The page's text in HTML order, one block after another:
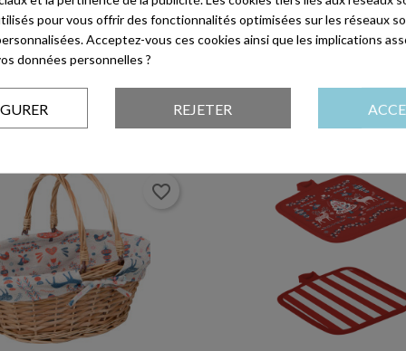
Collection
favorite_border favorite_border
pour vous offrir des fonctionnalités optimisées sur les réseaux
Acceptez-vous ces cookies ainsi que les implications
données personnelles ?
REJETER